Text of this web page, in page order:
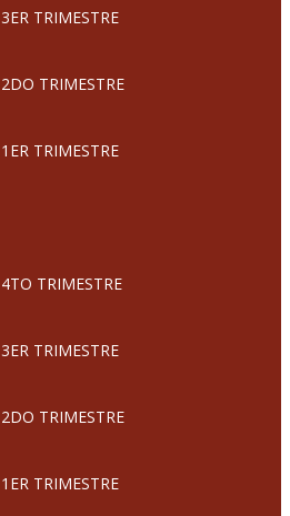
3ER TRIMESTRE
2DO TRIMESTRE
1ER TRIMESTRE
4TO TRIMESTRE
3ER TRIMESTRE
2DO TRIMESTRE
1ER TRIMESTRE